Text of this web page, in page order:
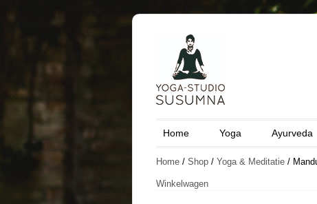
Home Yoga Ayurveda
Home / Shop / Yoga & Meditatie /
Winkelwagen